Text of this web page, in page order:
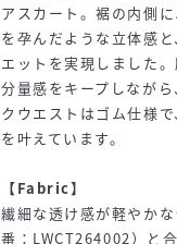
アスカート。裾の内側
を孕んだような立体感
エットを実現しました
分量感をキープしなが
クウエストはゴム仕様
を叶えています。
【Fabric】
繊細な透け感が軽やか
番：LWCT264002）と